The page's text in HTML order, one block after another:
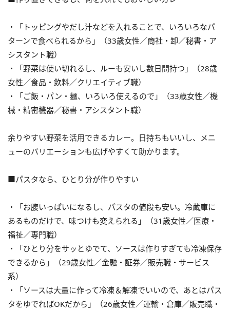
・「トッピングやだし汁などを入れることで、いろいろなパ
ターンで食べられるから」（33歳女性／商社・卸／秘書・ア
シスタント職）
・「野菜は使い切れるし、ルーも安いし数日間持つ」（28歳
女性／食品・飲料／クリエイティブ職）
・「ご飯・パン・麺、いろいろ使えるので」（33歳女性／機
械・精密機器／秘書・アシスタント職）
余りやすい野菜を活用できるカレー。日持ちもいいし、メニ
ューのバリエーションも広げやすくて助かります。
■パスタなら、ひとり分が作りやすい
・「お腹いっぱいになるし、パスタの値段も安い。冷蔵庫に
あるものだけで、味つけも変えられる」（31歳女性／医療・
福祉／専門職）
・「ひとり分をサッとゆでて、ソースは作りすぎても冷凍保存
できるから」（29歳女性／金融・証券／販売職・サービス
系）
・「ソースは大量に作って冷凍＆解凍でいいので、あとはパス
タをゆでればOKだから」（26歳女性／運輸・倉庫／販売職・